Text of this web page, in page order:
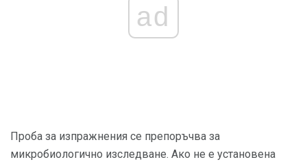
ad
Проба за изпражнения се препоръчва за
микробиологично изследване. Ако не е установена